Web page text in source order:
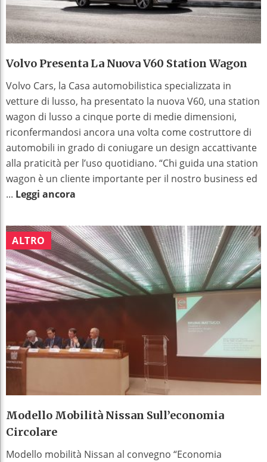
Volvo Presenta La Nuova V60 Station Wagon
Volvo Cars, la Casa automobilistica specializzata in
vetture di lusso, ha presentato la nuova V60, una station
wagon di lusso a cinque porte di medie dimensioni,
riconfermandosi ancora una volta come costruttore di
automobili in grado di coniugare un design accattivante
alla praticità per l’uso quotidiano. “Chi guida una station
wagon è un cliente importante per il nostro business ed
... Leggi ancora
ALTRO
Modello Mobilità Nissan Sull’economia
Circolare
Modello mobilità Nissan al convegno “Economia